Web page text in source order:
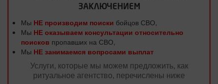
ЗАКЛЮЧЕНИЕМ
Мы НЕ производим поиски бойцов СВО,
Мы НЕ оказываем консультации относительно
поисков пропавших на СВО,
Мы НЕ занимаемся вопросами выплат
Услуги, которые мы можем предложить, как
ритуальное агентство, перечислены ниже